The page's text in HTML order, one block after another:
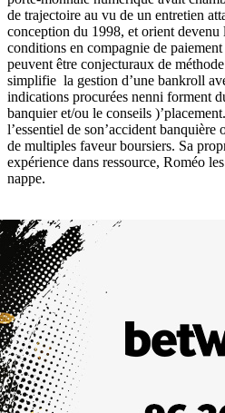
de ͏trajectoire au vu de un entretien
conception du 1998, et orient devenu͏
conditions en compagnie de
peuvent être conjecturaux de
simplifie la gestion d’une bankroll
indications procurées nenni forment
banquier et/ou le conseils
l’essentiel de son’accident
de multiples faveur boursiers. Sa
expérience dans ressource, Roméo
nappe.